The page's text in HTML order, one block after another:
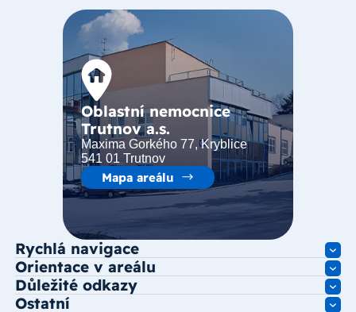
Oblastní nemocnice
Trutnov a.s.
Maxima Gorkého 77, Kryblice
541 01 Trutnov
Mapa areálu
Rychlá navigace
Orientace v areálu
Důležité odkazy
Ostatní